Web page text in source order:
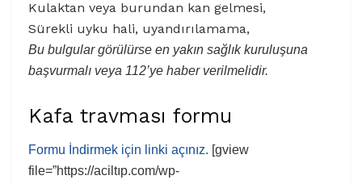
Kulaktan veya burundan kan gelmesi,
Sürekli uyku hali, uyandırılamama,
Bu bulgular görülürse en yakın sağlık kuruluşuna
başvurmalı veya 112’ye haber verilmelidir.
Kafa travması formu
Formu İndirmek için linki açınız. [gview
file=”https://aciltıp.com/wp-